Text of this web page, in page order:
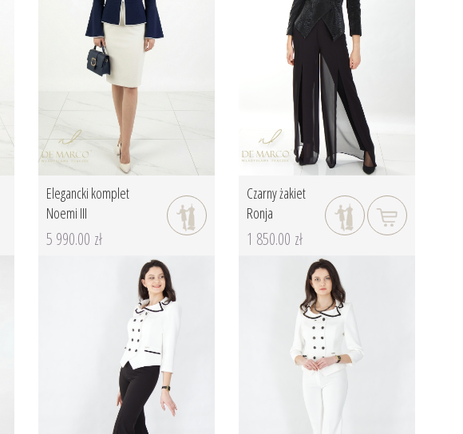
Elegancki komplet
Noemi III
5 990.00 zł
Czarny żakiet
Ronja
1 850.00 zł